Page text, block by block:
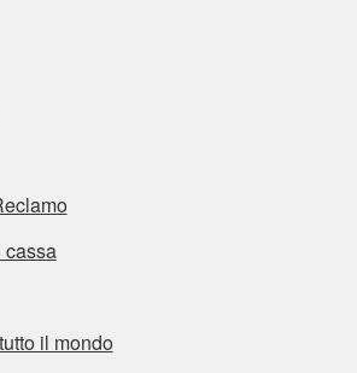
cassa
il mondo